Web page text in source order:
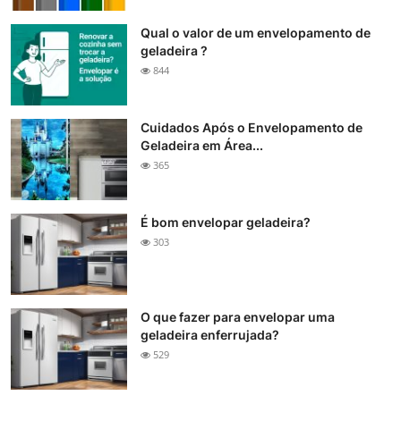
Qual o valor de um envelopamento de
geladeira ?
844
Cuidados Após o Envelopamento de
Geladeira em Área...
365
É bom envelopar geladeira?
303
O que fazer para envelopar uma
geladeira enferrujada?
529